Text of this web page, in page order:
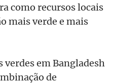
como recursos locais
mais verde e mais
verdes em Bangladesh
de